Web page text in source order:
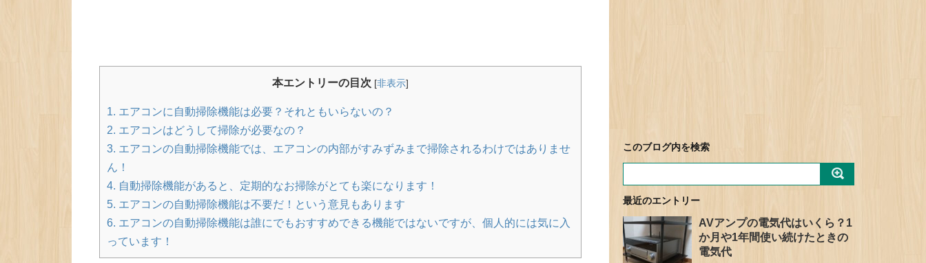
本エントリーの目次 [非表示]
1. エアコンに自動掃除機能は必要？それともいらないの？
2. エアコンはどうして掃除が必要なの？
3. エアコンの自動掃除機能では、エアコンの内部がすみずみまで掃除されるわけではありませ
ん！
4. 自動掃除機能があると、定期的なお掃除がとても楽になります！
5. エアコンの自動掃除機能は不要だ！という意見もあります
6. エアコンの自動掃除機能は誰にでもおすすめできる機能ではないですが、個人的には気に入
っています！
このブログ内を検索
最近のエントリー
AVアンプの電気代はいくら？1
か月や1年間使い続けたときの
電気代